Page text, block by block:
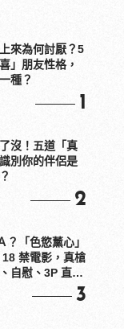
來為何討厭？5
」朋友性格，
種？
1
沒！五道「真
別你的伴侶是
2
？「色慾薰心」
18 禁電影，真槍
自慰、3P 直接
3